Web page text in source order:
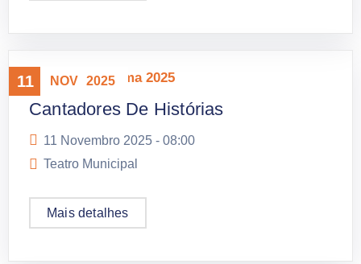
11 NOV 2025
Mostra Panorama 2025
Cantadores De Histórias
11 Novembro 2025 - 08:00
Teatro Municipal
Mais detalhes